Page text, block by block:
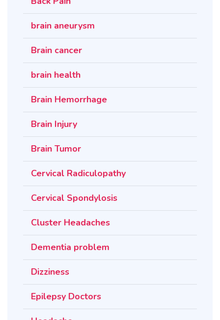
brain aneurysm
Brain cancer
brain health
Brain Hemorrhage
Brain Injury
Brain Tumor
Cervical Radiculopathy
Cervical Spondylosis
Cluster Headaches
Dementia problem
Dizziness
Epilepsy Doctors